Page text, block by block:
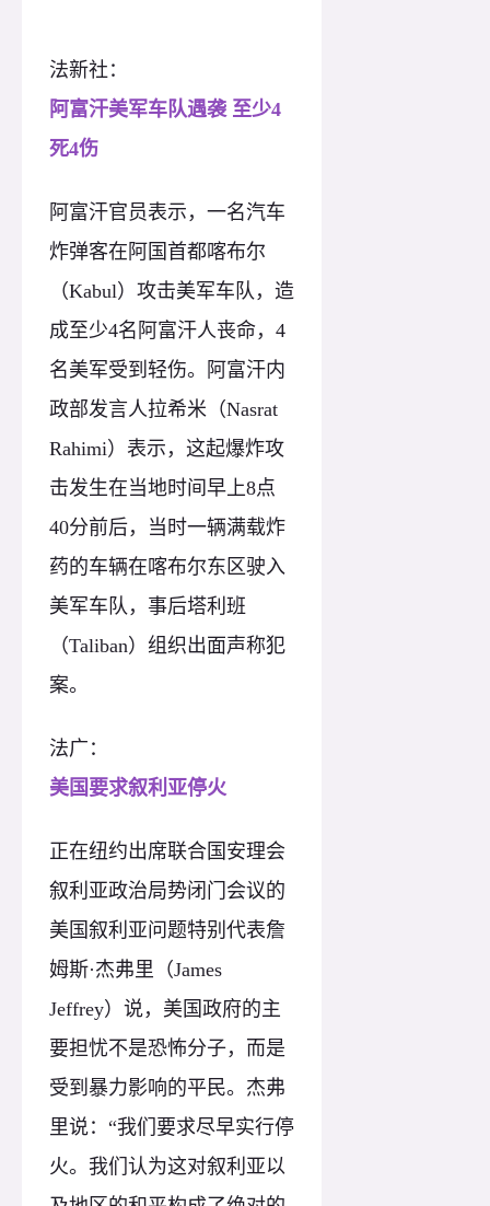
法新社：
阿富汗美军车队遇袭 至少4
死4伤
阿富汗官员表示，一名汽车
炸弹客在阿国首都喀布尔
（Kabul）攻击美军车队，造
成至少4名阿富汗人丧命，4
名美军受到轻伤。阿富汗内
政部发言人拉希米（Nasrat
Rahimi）表示，这起爆炸攻
击发生在当地时间早上8点
40分前后，当时一辆满载炸
药的车辆在喀布尔东区驶入
美军车队，事后塔利班
（Taliban）组织出面声称犯
案。
法广：
美国要求叙利亚停火
正在纽约出席联合国安理会
叙利亚政治局势闭门会议的
美国叙利亚问题特别代表詹
姆斯·杰弗里（James
Jeffrey）说，美国政府的主
要担忧不是恐怖分子，而是
受到暴力影响的平民。杰弗
里说：“我们要求尽早实行停
火。我们认为这对叙利亚以